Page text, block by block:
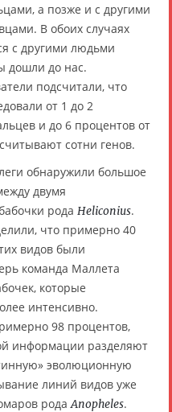
а позже и с другими
В обоих случаях
с другими людьми
дошли до нас.
подсчитали, что
от 1 до 2
и до 6 процентов от
сотни генов.
обнаружили большое
двумя
рода Heliconius.
что примерно 40
видов были
команда Маллета
которые
интенсивно.
98 процентов,
информации разделяют
эволюционную
линий видов уже
рода Anopheles.